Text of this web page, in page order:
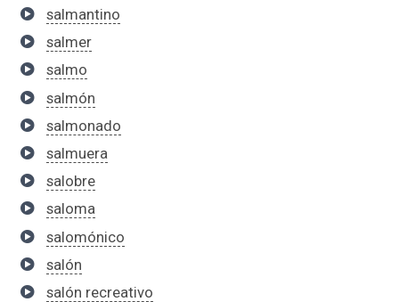
salmantino
salmer
salmo
salmón
salmonado
salmuera
salobre
saloma
salomónico
salón
salón recreativo